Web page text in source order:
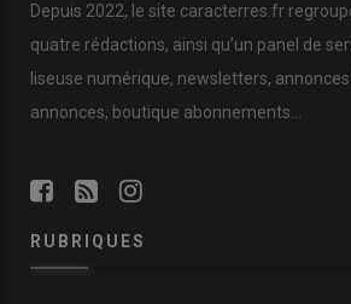
Depuis 2022, le site caracterres.fr
quatre rédactions, ainsi qu’un panel de
liseuse numérique, newsletters,
annonces, boutique abonnements…
RUBRIQUES